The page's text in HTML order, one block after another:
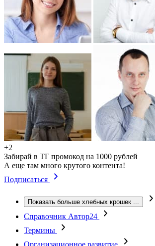
+2
Забирай в ТГ промокод на 1000 рублей
А еще там много крутого контента!
Подписаться
Показать больше хлебных крошек ...
Справочник Автор24
Термины
Организационное развитие